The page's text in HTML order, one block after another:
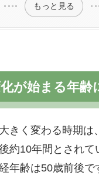
もっと見る
が始まる年齢
きく変わる時期は
約10年間とされて
年齢は50歳前後で